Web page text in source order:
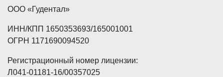
ООО «Гудентал»
ИНН/КПП 1650353693/165001001
ОГРН 1171690094520
Регистрационный номер лицензии:
Л041-01181-16/00357025